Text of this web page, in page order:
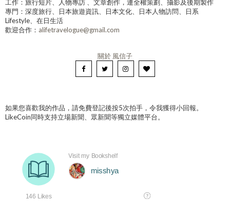
工作：旅行短片、人物專訪 、文章創作，連全權策劃、攝影及後期製作
專門：深度旅行、日本旅遊資訊、日本文化、日本人物訪問、日系
Lifestyle、在日生活
歡迎合作： alifetravelogue@gmail.com
關於 風信子
如果您喜歡我的作品，請免費登記後按5次拍手，令我獲得小回報。
LikeCoin同時支持立場新聞、眾新聞等獨立媒體平台。